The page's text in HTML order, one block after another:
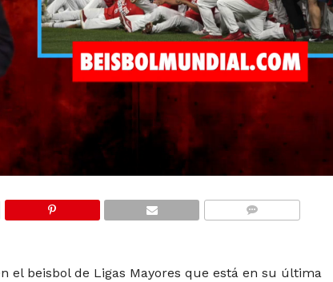
el beisbol de Ligas Mayores que está en su última